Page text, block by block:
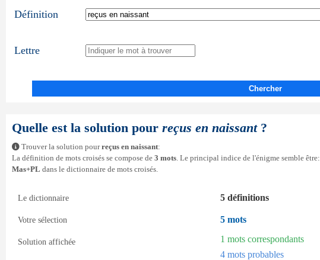
Définition
Lettre
Chercher
Quelle est la solution pour reçus en naissant?
Trouver la solution pourreçus en naissant:
La définition de mots croisés se compose de 3 mots. Le principal indice de l'énigme semble être:
Mas+PL dans le dictionnaire de mots croisés.
Le dictionnaire 5 définitions
Votre sélection 5 mots
Solution affichée
1 mots correspondants
4 mots probables